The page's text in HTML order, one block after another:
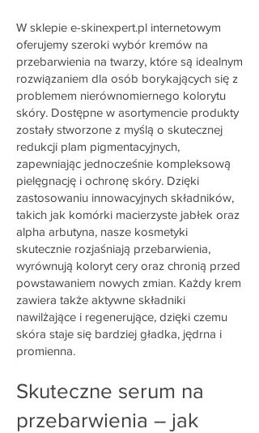
W sklepie e-skinexpert.pl internetowym
oferujemy szeroki wybór kremów na
przebarwienia na twarzy, które są idealnym
rozwiązaniem dla osób borykających się z
problemem nierównomiernego kolorytu
skóry. Dostępne w asortymencie produkty
zostały stworzone z myślą o skutecznej
redukcji plam pigmentacyjnych,
zapewniając jednocześnie kompleksową
pielęgnację i ochronę skóry. Dzięki
zastosowaniu innowacyjnych składników,
takich jak komórki macierzyste jabłek oraz
alpha arbutyna, nasze kosmetyki
skutecznie rozjaśniają przebarwienia,
wyrównują koloryt cery oraz chronią przed
powstawaniem nowych zmian. Każdy krem
zawiera także aktywne składniki
nawilżające i regenerujące, dzięki czemu
skóra staje się bardziej gładka, jędrna i
promienna.
Skuteczne serum na
przebarwienia – jak